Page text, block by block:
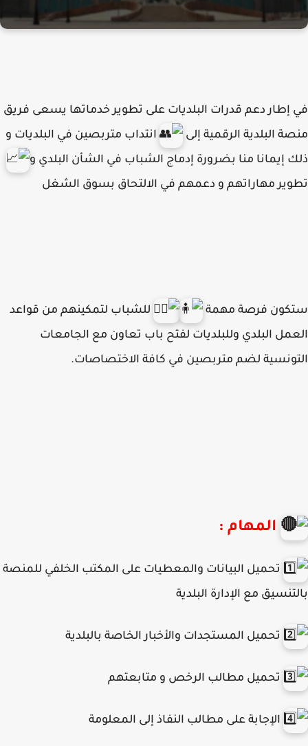
إطار دعم قدرات البلديات على تطوير خدماتها يسعى فريق
البلدية الرقمية إلى
انتداب متربصين في البلديات و
إيمانا منا بضرورة إدماج الشباب في الشأن البلدي و
مهاراتهم و دعمهم في الالتحاق بسوق الشغل
فرصة مهمة
للشباب لتمكينهم من قواعد
البلدي وللبلديات لفتح باب تعاون مع الجامعات
لضم متربصين في كافة الاختصاصات.
المهام :
تحميل البيانات والمعطيات على المكتب الخلفي للمنصة
مع الإدارة البلدية
تحميل المستجدات والأخبار الخاصة بالبلدية
تحميل مطالب الرخص و متابعتهم
الإجابة على مطالب النفاذ إلى المعلومة